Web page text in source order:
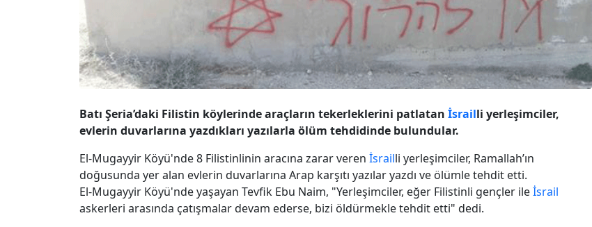
Batı Şeria’daki Filistin köylerinde araçların tekerleklerini patlatan İsrailli yerleşimciler,
evlerin duvarlarına yazdıkları yazılarla ölüm tehdidinde bulundular.
El-Mugayyir Köyü'nde 8 Filistinlinin aracına zarar veren İsrailli yerleşimciler, Ramallah’ın
doğusunda yer alan evlerin duvarlarına Arap karşıtı yazılar yazdı ve ölümle tehdit etti.
El-Mugayyir Köyü'nde yaşayan Tevfik Ebu Naim, "Yerleşimciler, eğer Filistinli gençler ileİsrail
askerleri arasında çatışmalar devam ederse, bizi öldürmekle tehdit etti" dedi.